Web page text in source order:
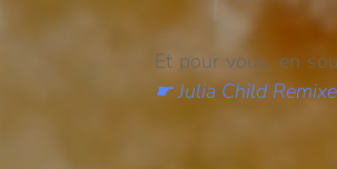
Et pour vous, en
☛Julia Child